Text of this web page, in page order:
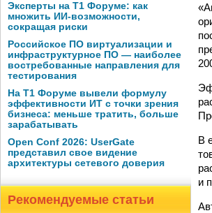
Эксперты на Т1 Форуме: как
множить ИИ-возможности,
сокращая риски
Российское ПО виртуализации и
инфраструктурное ПО — наиболее
востребованные направления для
тестирования
На Т1 Форуме вывели формулу
эффективности ИТ с точки зрения
бизнеса: меньше тратить, больше
зарабатывать
Open Conf 2026: UserGate
представил свое видение
архитектуры сетевого доверия
Рекомендуемые статьи
В
и